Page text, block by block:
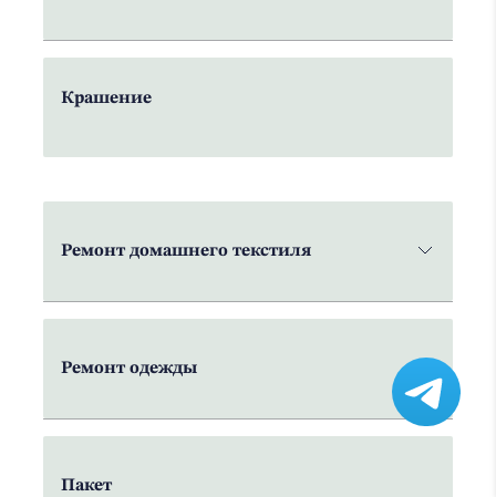
Крашение
Ремонт домашнего текстиля
Ремонт одежды
Пакет